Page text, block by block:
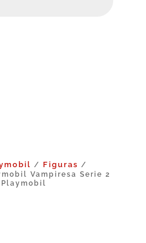
/ Figuras /
Vampiresa Serie 2
Playmobil